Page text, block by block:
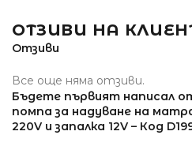
ОТЗИВИ НА
Отзиви
Все още няма отзиви.
Бъдете първият написал
помпа за надуване на
220V и запалка 12V – Код